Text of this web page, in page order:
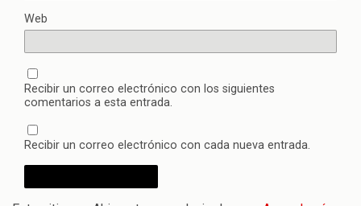
Web
Recibir un correo electrónico con los siguientes
comentarios a esta entrada.
Recibir un correo electrónico con cada nueva entrada.